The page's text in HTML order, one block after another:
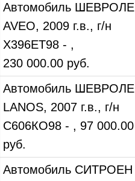
Автомобиль ШЕВРОЛЕ
AVEO, 2009 г.в., г/н
Х396ЕТ98 - ,
230 000.00 руб.
Автомобиль ШЕВРОЛЕ
LANOS, 2007 г.в., г/н
С606КО98 - , 97 000.00
руб.
Автомобиль СИТРОЕН